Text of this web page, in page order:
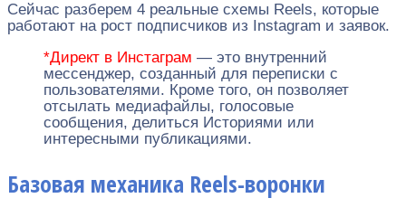
Сейчас разберем 4 реальные схемы Reels, которые
работают на рост подписчиков из Instagram и заявок.
*Директ в Инстаграм — это внутренний
мессенджер, созданный для переписки с
пользователями. Кроме того, он позволяет
отсылать медиафайлы, голосовые
сообщения, делиться Историями или
интересными публикациями.
Базовая механика Reels-воронки